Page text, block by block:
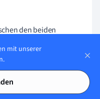
den beiden
und Magenulzera.
zusammenarbeitest,
zu ermitteln und
zu erstellen.
mit unserer